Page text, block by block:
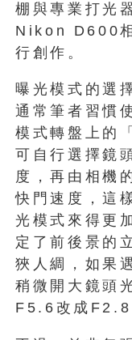
棚與專業打光
Nikon D600
行創作。
曝光模式的選
通常筆者習慣
模式轉盤上的
可自行選擇鏡
度，再由相機
快門速度，這
光模式來得更
定了前後景的
狹人綢，如果
稍微開大鏡頭
F5.6改成F2.8